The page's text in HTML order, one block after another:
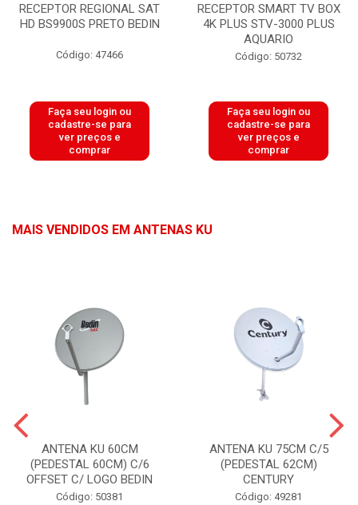
RECEPTOR REGIONAL SAT
HD BS9900S PRETO BEDIN
Código: 47466
Faça seu login ou
cadastre-se para
ver preços e
comprar
RECEPTOR SMART TV BOX
4K PLUS STV-3000 PLUS
AQUARIO
Código: 50732
Faça seu login ou
cadastre-se para
ver preços e
comprar
MAIS VENDIDOS EM ANTENAS KU
ANTENA KU 60CM
(PEDESTAL 60CM) C/6
OFFSET C/ LOGO BEDIN
Código: 50381
ANTENA KU 75CM C/5
(PEDESTAL 62CM)
CENTURY
Código: 49281